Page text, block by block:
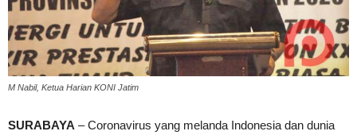
M Nabil, Ketua Harian KONI Jatim
SURABAYA – Coronavirus yang melanda Indonesia dan dunia